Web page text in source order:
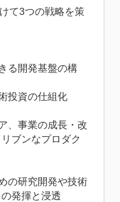
て3つの戦略を策
る開発基盤の構
投資の仕組化
、事業の成長・改
ブンなプロダク
の研究開発や技術
発揮と浸透